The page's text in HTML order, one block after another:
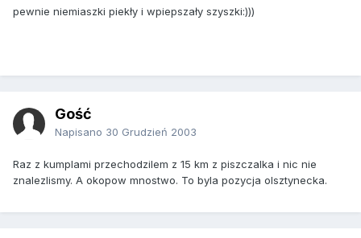
pewnie niemiaszki piekły i wpiepszały szyszki:)))
Gość
Napisano 30 Grudzień 2003
Raz z kumplami przechodzilem z 15 km z piszczalka i nic nie
znalezlismy. A okopow mnostwo. To byla pozycja olsztynecka.